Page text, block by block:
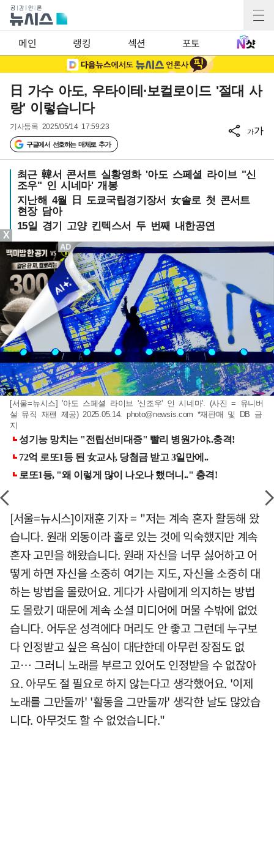
메인 랭킹 섹션 포토
日 가수 아도, 우타이테·보컬로이드 '절대 사
랑' 이렇습니다
기사등록 2025/05/14 17:59:23
구글에서 선호하는 매체로 추가
가가
최근 韓서 콘서트 실황영화 '아도 스페셜 라이브 "신
조우" 인 시네마' 개봉
지난해 4월 日 도쿄국립경기장서 女솔로 첫 콘서트
현장 담아
15일 경기 고양 킨텍스서 두 번째 내한공연
[서울=뉴시스] '아도 스페셜 라이브 '신조우' 인 시네마'. (사진 = 유니버
설 뮤직 재팬 제공) 2025.05.14. photo@newsis.com *재판매 및 DB 금
지
[서울=뉴시스]이재훈 기자 = "저는 계속 혼자 활동해 왔
습니다. 원래 외동이라 홀로 있는 것에 익숙했지만 계속
혼자 고민을 해왔습니다. 원래 자신을 너무 싫어하고 어
떻게 하면 자신을 소중히 여기는 지도, 자신을 소중히 대
하는 방법을 몰랐어요. 게다가 사람에게 의지하는 방법
도 몰랐기 때문에 계속 소셜 미디어에 머물 수밖에 없었
습니다. 어두운 성격에다 머리도 안 좋고 그런데 누구보
다 인정받고 싶은 욕심이 대단한데 아무런 장점도 없
고… 그러니 노래를 부르고 있어도 인정받을 수 없잖아
요. 아무도 절 필요로 하지 않는다고 생각했어요. '이제
노래를 그만둘까' '활동을 그만둘까' 생각한 날도 많았습
니다. 아무것도 할 수 없었습니다."
X